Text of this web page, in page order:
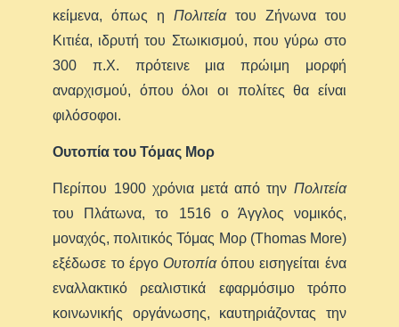
κείμενα, όπως η Πολιτείατου Ζήνωνα του
Κιτιέα, ιδρυτή του Στωικισμού, που γύρω στο
300 π.Χ. πρότεινε μια πρώιμη μορφή
αναρχισμού, όπου όλοι οι πολίτες θα είναι
φιλόσοφοι.
Ουτοπία του Τόμας Μορ
Περίπου 1900 χρόνια μετά από την Πολιτεία
του Πλάτωνα, το 1516 ο Άγγλος νομικός,
μοναχός, πολιτικός Τόμας Μορ (Thomas More)
εξέδωσε το έργο Ουτοπίαόπου εισηγείται ένα
εναλλακτικό ρεαλιστικά εφαρμόσιμο τρόπο
κοινωνικής οργάνωσης, καυτηριάζοντας την